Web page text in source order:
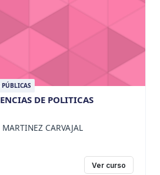
DE POLITICAS
CARVAJAL
Ver curso